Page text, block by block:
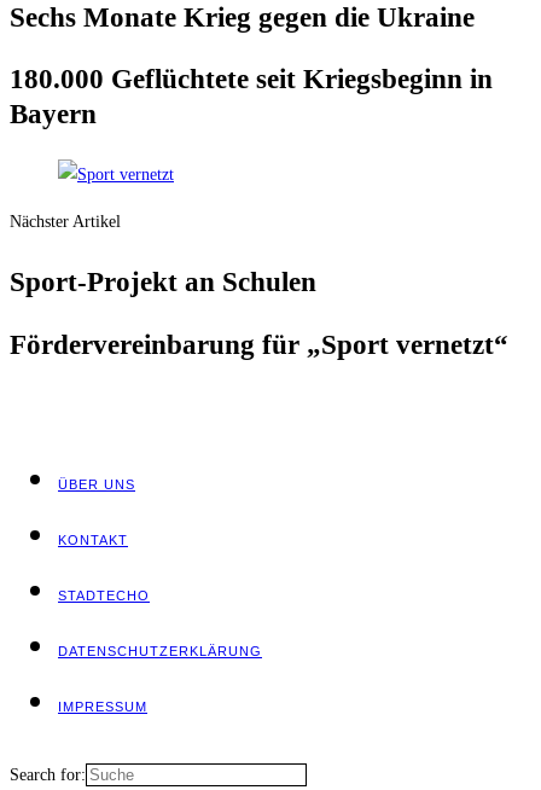
Sechs Mona­te Krieg gegen die Ukraine
180.000 Geflüch­te­te seit Kriegs­be­ginn in
Bayern
Nächster Artikel
Sport-Pro­jekt an Schulen
För­der­ver­ein­ba­rung für „Sport vernetzt“
ÜBER UNS
KON­TAKT
STADT­ECHO
DATEN­SCHUTZ­ER­KLÄ­RUNG
IMPRES­SUM
Search for: